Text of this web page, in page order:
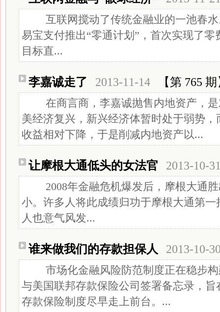
互联网搅动了传统金融业的一池春水
易宝支付推出“零通计划”，首次实现了
目标直...
李嘉诚走了 2013-11-14 【第 765
在商言商，李嘉诚抛售内地资产，是
美经济复兴，新兴经济体暂时处于弱势
收益相对下降，于是削减内地资产以...
让摩根大通低头的女法官 2013-10-
2008年金融危机爆发后，摩根大通胜
小。许多人将此成绩归功于摩根大通第一
人也意气风发...
谁来做我们的存款担保人 2013-10-
市场化金融风险防范制度正在稳步构
与美国联邦存款保险公司签署备忘录，
存款保险制度尽早走上前台。...